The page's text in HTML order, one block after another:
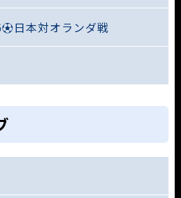
日本対オランダ戦